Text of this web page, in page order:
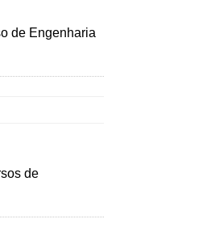
de Engenharia
de